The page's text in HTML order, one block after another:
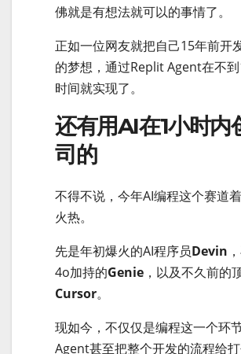
佛就是有想法就可以的事情了。
正如一位网友就把自己15年前开
的梦想，通过Replit Agent在不
时间就实现了。
还有用AI在1小时内
司的
不得不说，今年AI编程这个赛道
火热。
先是年初爆火的AI程序员Devin
4o加持的Genie ，以及不久前的
Cursor。
现如今，不仅仅是编程这一个环
Agent甚至把整个开发的流程给打